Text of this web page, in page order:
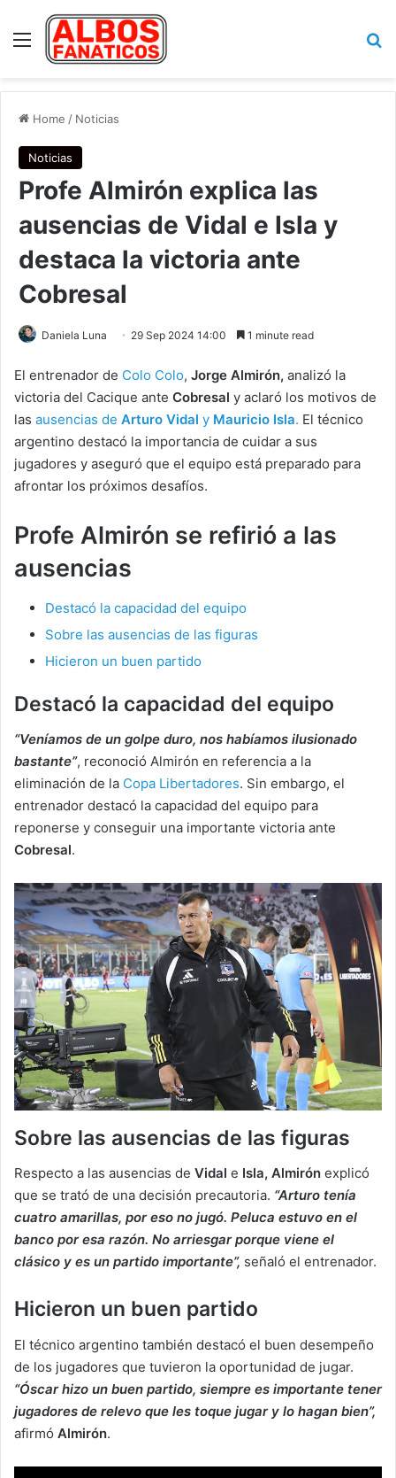
Menu
Home / Noticias
Noticias
Profe Almirón explica las
ausencias de Vidal e Isla y
destaca la victoria ante
Cobresal
Daniela Luna 29 Sep 2024 14:00 1 minute read
El entrenador de Colo Colo, Jorge Almirón, analizó la
victoria del Cacique ante Cobresal y aclaró los motivos de
las ausencias de Arturo Vidal y Mauricio Isla. El técnico
argentino destacó la importancia de cuidar a sus
jugadores y aseguró que el equipo está preparado para
afrontar los próximos desafíos.
Profe Almirón se refirió a las
ausencias
Destacó la capacidad del equipo
Sobre las ausencias de las figuras
Hicieron un buen partido
Destacó la capacidad del equipo
“Veníamos de un golpe duro, nos habíamos ilusionado
bastante”, reconoció Almirón en referencia a la
eliminación de la Copa Libertadores. Sin embargo, el
entrenador destacó la capacidad del equipo para
reponerse y conseguir una importante victoria ante
Cobresal.
Sobre las ausencias de las figuras
Respecto a las ausencias de Vidal e Isla, Almirón explicó
que se trató de una decisión precautoria. “Arturo tenía
cuatro amarillas, por eso no jugó. Peluca estuvo en el
banco por esa razón. No arriesgar porque viene el
clásico y es un partido importante”, señaló el entrenador.
Hicieron un buen partido
El técnico argentino también destacó el buen desempeño
de los jugadores que tuvieron la oportunidad de jugar.
“Óscar hizo un buen partido, siempre es importante tener
jugadores de relevo que les toque jugar y lo hagan bien”,
afirmó Almirón.